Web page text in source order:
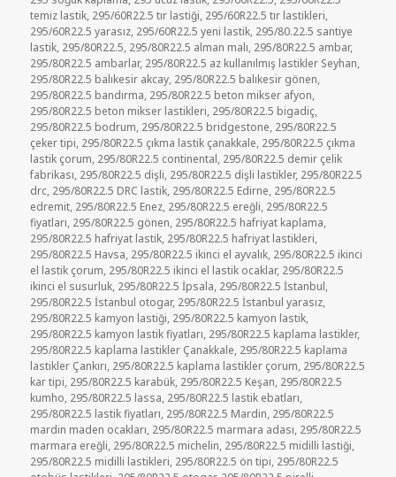
temiz lastik, 295/60R22.5 tır lastiği, 295/60R22.5 tır lastikleri,
295/60R22.5 yarasız, 295/60R22.5 yeni lastik, 295/80.22.5 santiye
lastik, 295/80R22.5, 295/80R22.5 alman malı, 295/80R22.5 ambar,
295/80R22.5 ambarlar, 295/80R22.5 az kullanılmış lastikler Seyhan,
295/80R22.5 balıkesir akcay, 295/80R22.5 balıkesir gönen,
295/80R22.5 bandırma, 295/80R22.5 beton mikser afyon,
295/80R22.5 beton mikser lastikleri, 295/80R22.5 bigadiç,
295/80R22.5 bodrum, 295/80R22.5 bridgestone, 295/80R22.5
çeker tipi, 295/80R22.5 çıkma lastik çanakkale, 295/80R22.5 çıkma
lastik çorum, 295/80R22.5 continental, 295/80R22.5 demir çelik
fabrikası, 295/80R22.5 dişli, 295/80R22.5 dişli lastikler, 295/80R22.5
drc, 295/80R22.5 DRC lastik, 295/80R22.5 Edirne, 295/80R22.5
edremit, 295/80R22.5 Enez, 295/80R22.5 ereğli, 295/80R22.5
fiyatları, 295/80R22.5 gönen, 295/80R22.5 hafriyat kaplama,
295/80R22.5 hafriyat lastik, 295/80R22.5 hafriyat lastikleri,
295/80R22.5 Havsa, 295/80R22.5 ikinci el ayvalık, 295/80R22.5 ikinci
el lastik çorum, 295/80R22.5 ikinci el lastik ocaklar, 295/80R22.5
ikinci el susurluk, 295/80R22.5 İpsala, 295/80R22.5 İstanbul,
295/80R22.5 İstanbul otogar, 295/80R22.5 İstanbul yarasız,
295/80R22.5 kamyon lastiği, 295/80R22.5 kamyon lastik,
295/80R22.5 kamyon lastik fiyatları, 295/80R22.5 kaplama lastikler,
295/80R22.5 kaplama lastikler Çanakkale, 295/80R22.5 kaplama
lastikler Çankırı, 295/80R22.5 kaplama lastikler çorum, 295/80R22.5
kar tipi, 295/80R22.5 karabük, 295/80R22.5 Keşan, 295/80R22.5
kumho, 295/80R22.5 lassa, 295/80R22.5 lastik ebatları,
295/80R22.5 lastik fiyatları, 295/80R22.5 Mardin, 295/80R22.5
mardin maden ocakları, 295/80R22.5 marmara adası, 295/80R22.5
marmara ereğli, 295/80R22.5 michelin, 295/80R22.5 midilli lastiği,
295/80R22.5 midilli lastikleri, 295/80R22.5 ön tipi, 295/80R22.5